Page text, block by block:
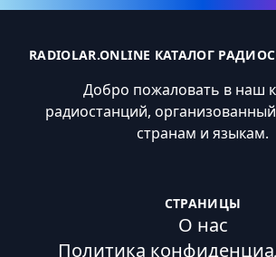
RADIOLAR.ONLINE КАТАЛОГ
Добро пожаловать в наш
радиостанций,
странам и языкам.
СТРАНИЦЫ
О нас
Политика